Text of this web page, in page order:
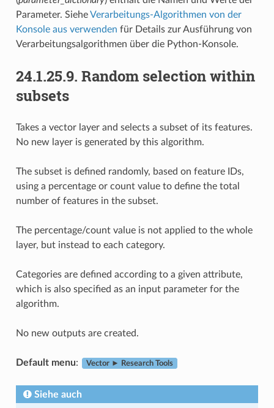
Parameter. SieheVerarbeitungs-Algorithmen von der
Konsole aus verwenden für Details zur Ausführung von
Verarbeitungsalgorithmen über die Python-Konsole.
24.1.25.9. Random selection within
subsets
Takes a vector layer and selects a subset of its features.
No new layer is generated by this algorithm.
The subset is defined randomly, based on feature IDs,
using a percentage or count value to define the total
number of features in the subset.
The percentage/count value is not applied to the whole
layer, but instead to each category.
Categories are defined according to a given attribute,
which is also specified as an input parameter for the
algorithm.
No new outputs are created.
Default menu: Vector ► Research Tools
Siehe auch